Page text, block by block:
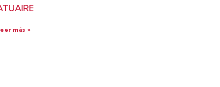
más »